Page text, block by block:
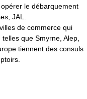
le débarquement
JAL.
de commerce qui
que Smyrne, Alep,
tiennent des consuls